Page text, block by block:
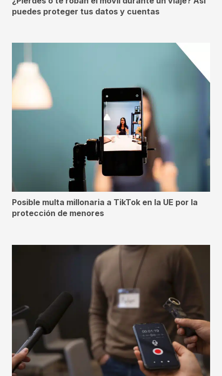
puedes proteger tus datos y cuentas
Posible multa millonaria a TikTok en la UE por la
protección de menores